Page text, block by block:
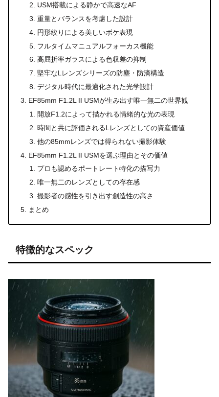
USM搭載による静かで高速なAF
重量とバランスを考慮した設計
円形絞りによる美しいボケ表現
フルタイムマニュアルフォーカス機能
高屈折率ガラスによる色収差の抑制
堅牢なLレンズシリーズの防塵・防滴構造
デジタル時代に最適化された光学設計
EF85mm F1.2L II USMが生み出す唯一無二の世界観
開放F1.2によって描かれる情緒的な光の表現
時間と共に評価されるLレンズとしての資産価値
他の85mmレンズでは得られない撮影体験
EF85mm F1.2L II USMを選ぶ理由とその価値
プロも認めるポートレート特化の描写力
唯一無二のレンズとしての存在感
撮影者の感性を引き出す創造性の高さ
まとめ
特徴的なスペック